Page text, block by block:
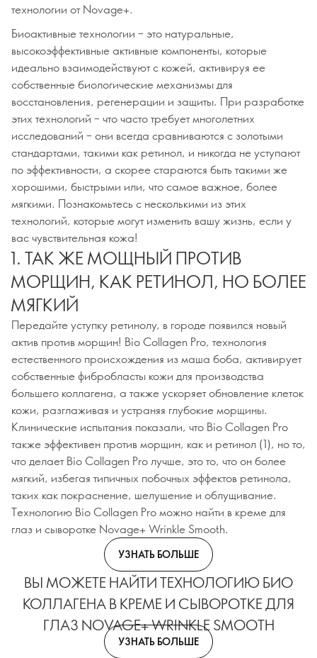
технологии от Novage+.
Биоактивные технологии – это натуральные,
высокоэффективные активные компоненты, которые
идеально взаимодействуют с кожей, активируя ее
собственные биологические механизмы для
восстановления, регенерации и защиты. При разработке
этих технологий – что часто требует многолетних
исследований – они всегда сравниваются с золотыми
стандартами, такими как ретинол, и никогда не уступают
по эффективности, а скорее стараются быть такими же
хорошими, быстрыми или, что самое важное, более
мягкими. Познакомьтесь с несколькими из этих
технологий, которые могут изменить вашу жизнь, если у
вас чувствительная кожа!
1. ТАК ЖЕ МОЩНЫЙ ПРОТИВ
МОРЩИН, КАК РЕТИНОЛ, НО БОЛЕЕ
МЯГКИЙ
Передайте уступку ретинолу, в городе появился новый
актив против морщин! Bio Collagen Pro, технология
естественного происхождения из маша боба, активирует
собственные фибробласты кожи для производства
большего коллагена, а также ускоряет обновление клеток
кожи, разглаживая и устраняя глубокие морщины.
Клинические испытания показали, что Bio Collagen Pro
также эффективен против морщин, как и ретинол (1), но то,
что делает Bio Collagen Pro лучше, это то, что он более
мягкий, избегая типичных побочных эффектов ретинола,
таких как покраснение, шелушение и облущивание.
Технологию Bio Collagen Pro можно найти в креме для
глаз и сыворотке Novage+ Wrinkle Smooth.
УЗНАТЬ БОЛЬШЕ
ВЫ МОЖЕТЕ НАЙТИ ТЕХНОЛОГИЮ БИО
КОЛЛАГЕНА В КРЕМЕ И СЫВОРОТКЕ ДЛЯ
ГЛАЗ NOVAGE+ WRINKLE SMOOTH
УЗНАТЬ БОЛЬШЕ